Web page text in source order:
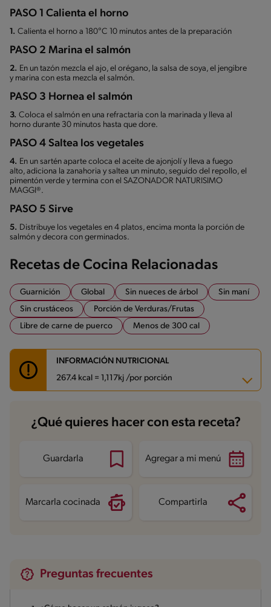
PASO 1 Calienta el horno
1. Calienta el horno a 180°C 10 minutos antes de la preparación
PASO 2 Marina el salmón
2. En un tazón mezcla el ajo, el orégano, la salsa de soya, el jengibre
y marina con esta mezcla el salmón.
PASO 3 Hornea el salmón
3. Coloca el salmón en una refractaria con la marinada y lleva al
horno durante 30 minutos hasta que dore.
PASO 4 Saltea los vegetales
4. En un sartén aparte coloca el aceite de ajonjolí y lleva a fuego
alto, adiciona la zanahoria y saltea un minuto, seguido del repollo, el
pimentón verde y termina con el SAZONADOR NATURISIMO
MAGGI®.
PASO 5 Sirve
5. Distribuye los vegetales en 4 platos, encima monta la porción de
salmón y decora con germinados.
Recetas de Cocina Relacionadas
Guarnición Global Sin nueces de árbol
Sin maní
Sin crustáceos
Porción de Verduras/Frutas
Libre de carne de puerco
Menos de 300 cal
INFORMACIÓN NUTRICIONAL
267.4 kcal = 1,117kj /por porción
Carbohidratos 6.8 g
Energía 267.4 kcal
Proteína
Grasas saturadas 2 g
¿Qué quieres hacer con esta receta?
Guardarla Agregar a mi menú
Marcarla cocinada Compartirla
Preguntas frecuentes